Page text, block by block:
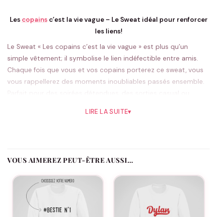
Les copainsc’est la vie vague – Le Sweat idéal pour renforcer
les liens!
Le Sweat « Les copains c’est la vie vague » est plus qu’un
simple vêtement; il symbolise le lien indéfectible entre amis.
Chaque fois que vous et vos copains porterez ce sweat, vous
vous rappellerez des moments inoubliables passés ensemble.
montrer cette amitié unique et imperturbable.
emblématique sur le thème « Les copains c’est la vie » rend ce
d’équipe et la camaraderie sont à l’honneur. Qu’il s’agisse d’un
barbecue en arrière-cour ou d’une réunion d’amis, porter ce
sweat renforce le sentiment d’appartenance et de joie
LIRE LA SUITE▾
VOUS AIMEREZ PEUT-ÊTRE AUSSI…